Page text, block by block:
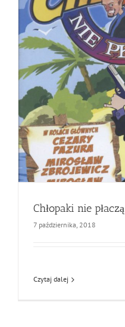
Chłopaki nie płaczą
7 października, 2018
Czytaj dalej